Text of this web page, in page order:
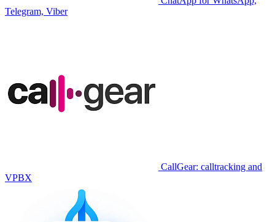
Telegram, Viber
CallGear: calltracking and
VPBX